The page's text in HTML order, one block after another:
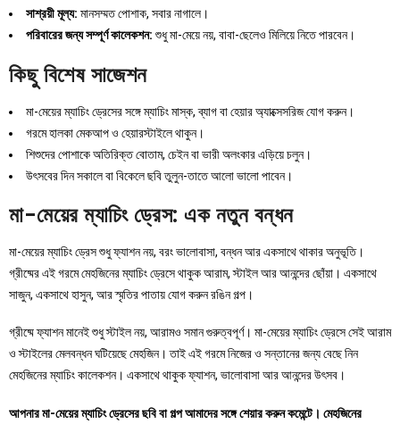
সাশ্রয়ী মূল্য: মানসম্মত পোশাক, সবার নাগালে।
পরিবারের জন্য সম্পূর্ণ কালেকশন: শুধু মা-মেয়ে নয়, বাবা-ছেলেও মিলিয়ে নিতে পারবেন।
কিছু বিশেষ সাজেশন
মা-মেয়ের ম্যাচিং ড্রেসের সঙ্গে ম্যাচিং মাস্ক, ব্যাগ বা হেয়ার অ্যাক্সেসরিজ যোগ করুন।
গরমে হালকা মেকআপ ও হেয়ারস্টাইলে থাকুন।
শিশুদের পোশাকে অতিরিক্ত বোতাম, চেইন বা ভারী অলংকার এড়িয়ে চলুন।
উৎসবের দিন সকালে বা বিকেলে ছবি তুলুন-তাতে আলো ভালো পাবেন।
মা-মেয়ের ম্যাচিং ড্রেস: এক নতুন বন্ধন
মা-মেয়ের ম্যাচিং ড্রেস শুধু ফ্যাশন নয়, বরং ভালোবাসা, বন্ধন আর একসাথে থাকার অনুভূতি।
গ্রীষ্মের এই গরমে মেহজিনের ম্যাচিং ড্রেসে থাকুক আরাম, স্টাইল আর আনন্দের ছোঁয়া। একসাথে
সাজুন, একসাথে হাসুন, আর স্মৃতির পাতায় যোগ করুন রঙিন গল্প।
গ্রীষ্মে ফ্যাশন মানেই শুধু স্টাইল নয়, আরামও সমান গুরুত্বপূর্ণ। মা-মেয়ের ম্যাচিং ড্রেসে সেই আরাম
ও স্টাইলের মেলবন্ধন ঘটিয়েছে মেহজিন। তাই এই গরমে নিজের ও সন্তানের জন্য বেছে নিন
মেহজিনের ম্যাচিং কালেকশন। একসাথে থাকুক ফ্যাশন, ভালোবাসা আর আনন্দের উৎসব।
আপনার মা-মেয়ের ম্যাচিং ড্রেসের ছবি বা গল্প আমাদের সঙ্গে শেয়ার করুন কমেন্টে। মেহজিনের